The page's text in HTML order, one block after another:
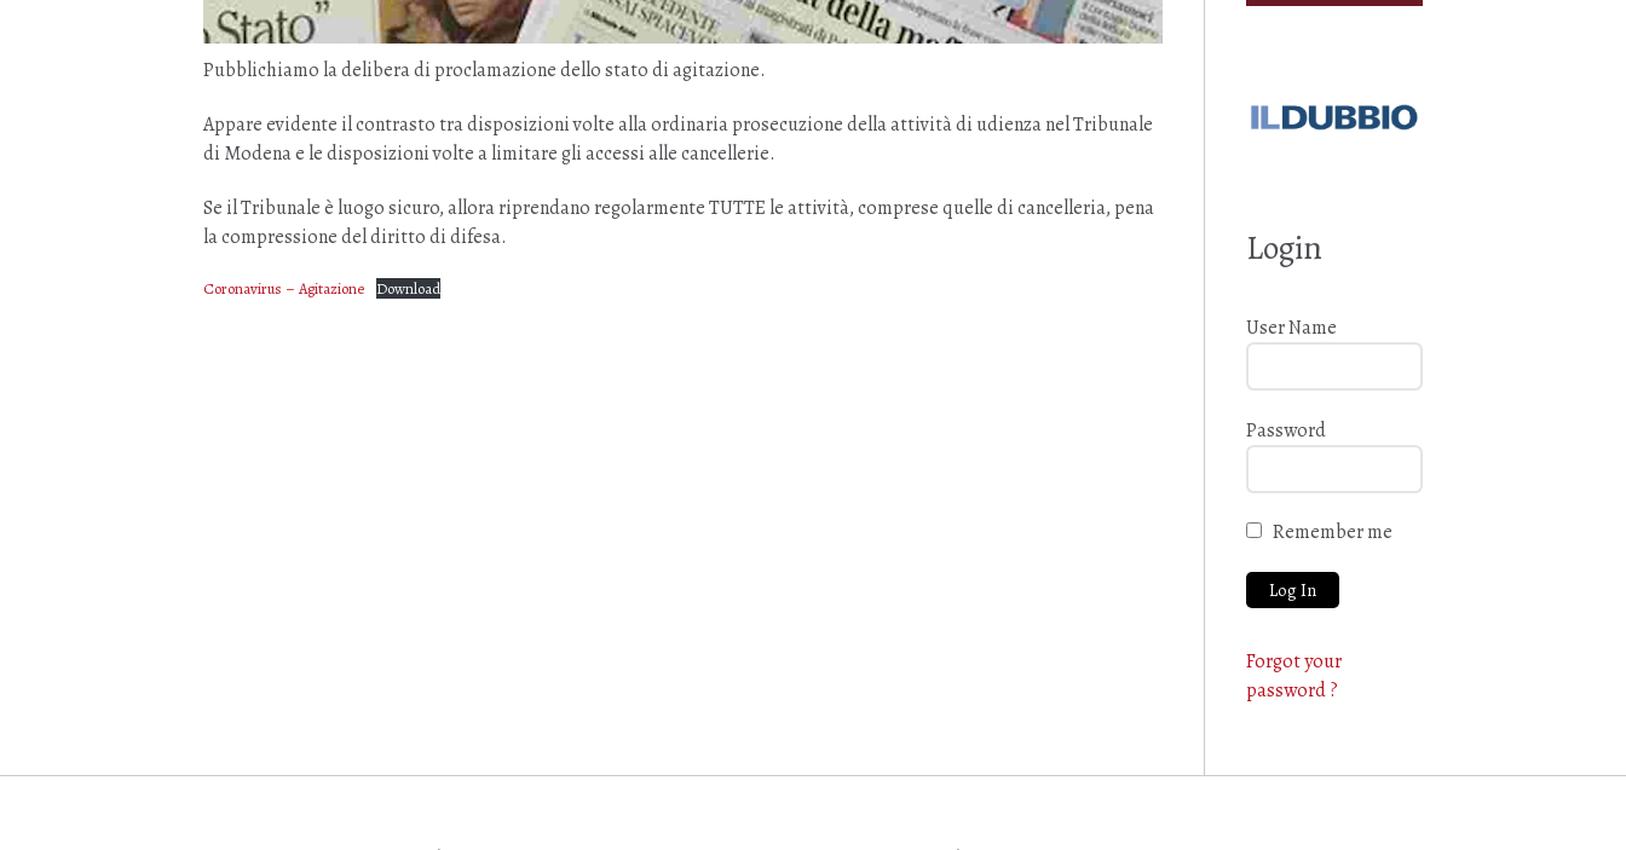
Pubblichiamo la delibera di proclamazione dello stato di agitazione.
Appare evidente il contrasto tra disposizioni volte alla ordinaria prosecuzione della attività di udienza nel Tribunale
di Modena e le disposizioni volte a limitare gli accessi alle cancellerie.
Se il Tribunale è luogo sicuro, allora riprendano regolarmente TUTTE le attività, comprese quelle di cancelleria, pena
la compressione del diritto di difesa.
Coronavirus – Agitazione Download
Login
User Name
Password
Remember me
Forgot your
password ?